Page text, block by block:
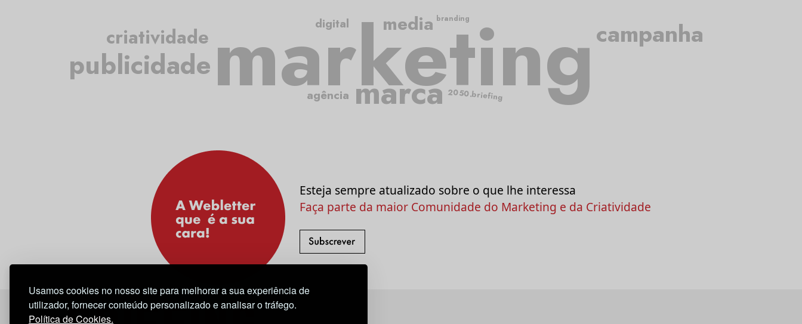
Usamos cookies no nosso site para melhorar a sua experiência de
utilizador, fornecer conteúdo personalizado e analisar o tráfego.
Política de Cookies.
marketing
publicidade
marca
criatividade campanha
media
agência
digital
2050.briefing
branding
Esteja sempre atualizado sobre o que lhe interessa
Faça parte da maior Comunidade do Marketing e da Criatividade